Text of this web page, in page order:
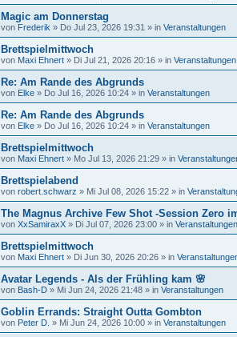
Magic am Donnerstag
von Frederik » Do Jul 23, 2026 19:31 » in Veranstaltungen
Brettspielmittwoch
von Maxi Ehnert » Di Jul 21, 2026 20:16 » in Veranstaltungen
Re: Am Rande des Abgrunds
von Elke » Do Jul 16, 2026 10:24 » in Veranstaltungen
Re: Am Rande des Abgrunds
von Elke » Do Jul 16, 2026 10:24 » in Veranstaltungen
Brettspielmittwoch
von Maxi Ehnert » Mo Jul 13, 2026 21:29 » in
Brettspielabend
von robert.schwarz » Mi Jul 08, 2026 15:22 » in
The Magnus Archive Few Shot -Session Zero
von XxSamiraxX » Di Jul 07, 2026 23:00 » in Veranstaltungen
Brettspielmittwoch
von Maxi Ehnert » Di Jun 30, 2026 20:26 » in
Avatar Legends - Als der Frühling kam 🌸
von Bash-D » Mi Jun 24, 2026 21:48 » in Veranstaltungen
Goblin Errands: Straight Outta Gombton
von Peter D. » Mi Jun 24, 2026 10:00 » in Veranstaltungen